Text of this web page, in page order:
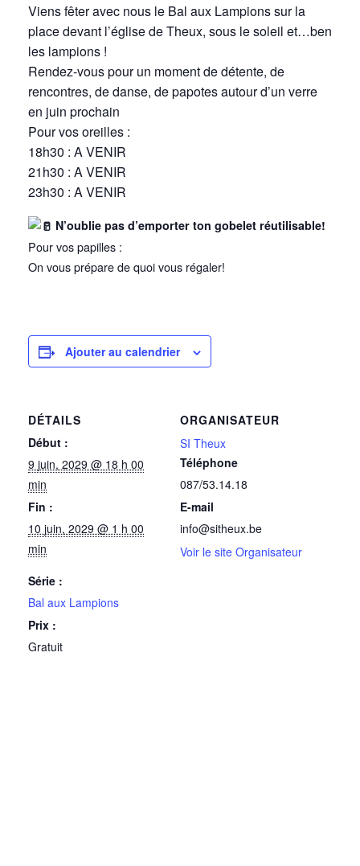
Viens fêter avec nous le Bal aux Lampions sur la
place devant l’église de Theux, sous le soleil et…ben
les lampions !
Rendez-vous pour un moment de détente, de
rencontres, de danse, de papotes autour d’un verre
en juin prochain
Pour vos oreilles :
18h30 : A VENIR
21h30 : A VENIR
23h30 : A VENIR
N’oublie pas d’emporter ton gobelet réutilisable!
Pour vos papilles :
On vous prépare de quoi vous régaler!
Ajouter au calendrier
DÉTAILS
Début :
9 juin, 2029 @ 18 h 00
min
Fin :
10 juin, 2029 @ 1 h 00
min
Série :
Bal aux Lampions
Prix :
Gratuit
ORGANISATEUR
SI Theux
Téléphone
087/53.14.18
E-mail
info@sitheux.be
Voir le site Organisateur